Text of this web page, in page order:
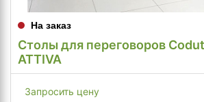
На заказ
Столы для переговоров
ATTIVA
Запросить цену